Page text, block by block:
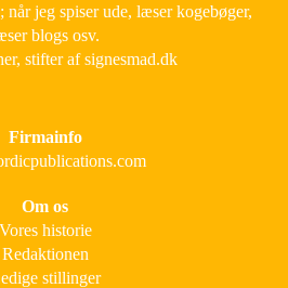
når jeg spiser ude, læser kogebøger,
blogs osv.
stifter af signesmad.dk
Firmainfo
Om os
Vores historie
Redaktionen
stillinger